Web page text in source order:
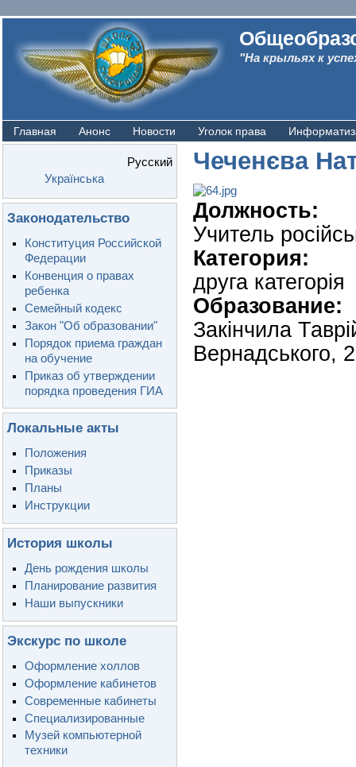
"На крыльях к
Главная Анонс Новости Уголок права
Русский
Українська
Законодательство
Конституция Российской
Федерации
Конвенция о правах
ребенка
Семейный кодекс
Закон "Об образовании"
Порядок приема граждан
на обучение
Приказ об утверждении
порядка проведения ГИА
Локальные акты
Положения
Приказы
Планы
Инструкции
История школы
День рождения школы
Планирование развития
Наши выпускники
Экскурс по школе
Оформление холлов
Оформление кабинетов
Современные кабинеты
Специализированные
Музей компьютерной
техники
Чеченєва
Должность:
Учитель
Категория:
друга категорія
Образование:
Закінчила
Вернадського,